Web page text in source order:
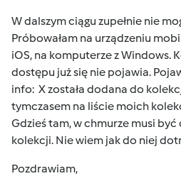
W dalszym ciągu zupełnie nie
Próbowałam na urządzeniu
iOS, na komputerze z Windows.
dostępu już się nie pojawia.
info: X została dodana do
tymczasem na liście moich
Gdzieś tam, w chmurze musi być
kolekcji. Nie wiem jak do niej
Pozdrawiam,